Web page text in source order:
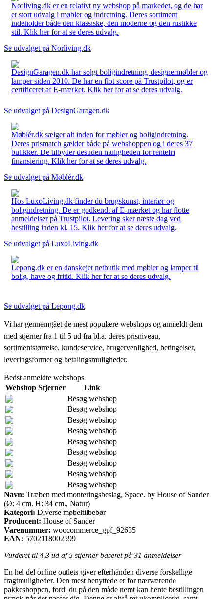
Norliving.dk er en relativt ny webshop på markedet, og de har
et stort udvalg i møbler og indretning. Deres sortiment
indeholder både den klassiske, den moderne og den rustikke
stil. Klik her for at se deres udvalg.
Se udvalget på Norliving.dk
DesignGaragen.dk har solgt boligindretning, designermøbler og
lamper siden 2010. De har en flot score på Trustpilot, og er
certificeret af E-mærket. Klik her for at se deres udvalg.
Se udvalget på DesignGaragen.dk
Møblér.dk sælger alt inden for møbler og boligindretning.
Deres prismatch gælder både på webshoppen og i deres 37
butikker. De tilbyder desuden muligheden for rentefri
finansiering. Klik her for at se deres udvalg.
Se udvalget på Møblér.dk
Hos LuxoLiving.dk finder du brugskunst, interiør og
boligindretning. De er godkendt af E-mærket og har flotte
anmeldelser på Trustpilot. Levering sker næste dag ved
bestilling inden kl. 15. Klik her for at se deres udvalg.
Se udvalget på LuxoLiving.dk
Lepong.dk er en danskejet netbutik med møbler og lamper til
bolig, have og fritid. Klik her for at se deres udvalg.
Se udvalget på Lepong.dk
Vi har gennemgået de mest populære webshops og anmeldt dem
med stjerner fra 1 til 5 ud fra bl.a. deres prisniveau,
sortimentstørrelse, kundeservice, brugervenlighed, betingelser,
leveringsformer og betalingsmuligheder.
Bedst anmeldte webshops
Webshop Stjerner
Link
Besøg webshop
Besøg webshop
Besøg webshop
Besøg webshop
Besøg webshop
Besøg webshop
Besøg webshop
Besøg webshop
Besøg webshop
Navn: Træben med monteringsbeslag, Space. by House of Sander
(Ø: 4 cm. H: 34 cm., Natur)
Kategori: Diverse møbeltilbebør
Producent: House of Sander
Varenummer: woocommerce_gpf_92635
EAN: 5702118002599
Vurderet til 4.3 ud af 5 stjerner baseret på 31 anmeldelser
En hel del online outlets giver efterhånden diverse forskellige
fragtmuligheder. Den mest benyttede er for nærværende
pakkeshoppen, fordi du på den måde nemt kan hente bestillingen